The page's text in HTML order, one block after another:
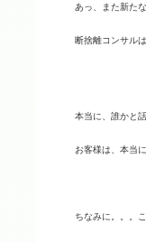
あっ、また新た
断捨離コンサル
本当に、誰かと
お客様は、本当
ちなみに。。。